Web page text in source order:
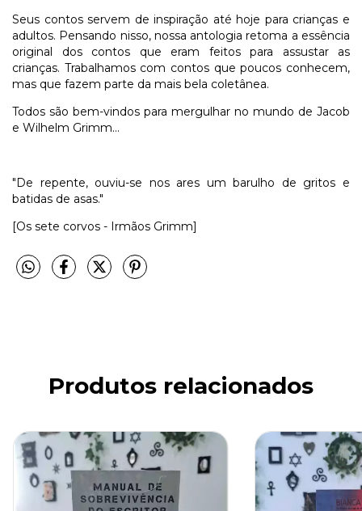
Seus contos servem de inspiração até hoje para crianças e
adultos. Pensando nisso, nossa antologia retoma a essência
original dos contos que eram feitos para assustar as
crianças. Trabalhamos com contos que poucos conhecem,
mas que fazem parte da mais bela coletânea.
Todos são bem-vindos para mergulhar no mundo de Jacob
e Wilhelm Grimm...
"De repente, ouviu-se nos ares um barulho de gritos e
batidas de asas."
[Os sete corvos - Irmãos Grimm]
Produtos relacionados